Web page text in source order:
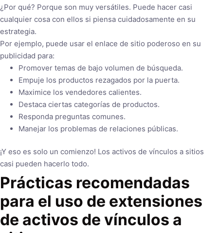
¿Por qué? Porque son muy versátiles. Puede hacer casi
cualquier cosa con ellos si piensa cuidadosamente en su
estrategia.
Por ejemplo, puede usar el enlace de sitio poderoso en su
publicidad para:
Promover temas de bajo volumen de búsqueda.
Empuje los productos rezagados por la puerta.
Maximice los vendedores calientes.
Destaca ciertas categorías de productos.
Responda preguntas comunes.
Manejar los problemas de relaciones públicas.
¡Y eso es solo un comienzo! Los activos de vínculos a sitios
casi pueden hacerlo todo.
Prácticas recomendadas
para el uso de extensiones
de activos de vínculos a